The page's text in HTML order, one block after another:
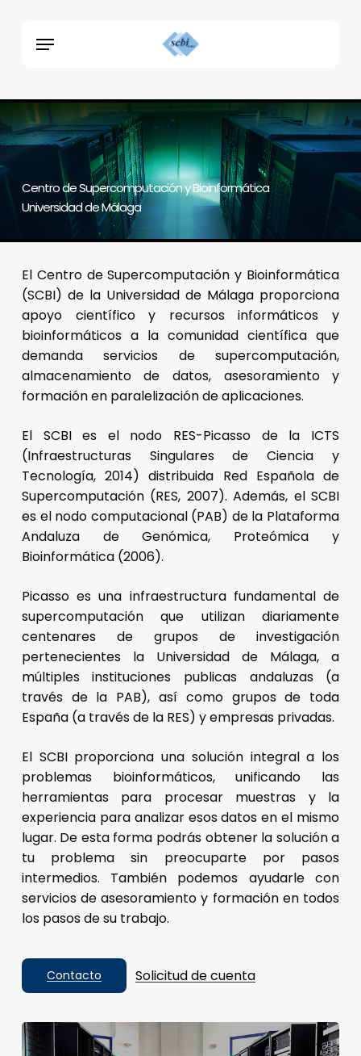
Menu
Centro de Supercomputación y Bioinformática
Universidad de Málaga
El Centro de Supercomputación y Bioinformática
(SCBI) de la Universidad de Málaga proporciona
apoyo científico y recursos informáticos y
bioinformáticos a la comunidad científica que
demanda servicios de supercomputación,
almacenamiento de datos, asesoramiento y
formación en paralelización de aplicaciones.
El SCBI es el nodo RES-Picasso de la ICTS
(Infraestructuras Singulares de Ciencia y
Tecnología, 2014) distribuida Red Española de
Supercomputación (RES, 2007). Además, el SCBI
es el nodo computacional (PAB) de la Plataforma
Andaluza de Genómica, Proteómica y
Bioinformática (2006).
Picasso es una infraestructura fundamental de
supercomputación que utilizan diariamente
centenares de grupos de investigación
pertenecientes la Universidad de Málaga, a
múltiples instituciones publicas andaluzas (a
través de la PAB), así como grupos de toda
España (a través de la RES) y empresas privadas.
El SCBI proporciona una solución integral a los
problemas bioinformáticos, unificando las
herramientas para procesar muestras y la
experiencia para analizar esos datos en el mismo
lugar. De esta forma podrás obtener la solución a
tu problema sin preocuparte por pasos
intermedios. También podemos ayudarle con
servicios de asesoramiento y formación en todos
los pasos de su trabajo.
Contacto Solicitud de cuenta